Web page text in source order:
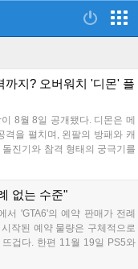
까지? 오버워치 '디몬' 플
8월 8일 공개됐다. 디몬은 메
을 펼치며, 왼팔의 방패와 캐
진기와 참격 형태의 궁극기를
사용하는 특징이 있다. 디몬
없는 수준"
서 'GTA6'의 예약 판매가 전례
작된 예약 물량은 구체적으로
겁다. 한편 11월 19일 PS5와
, 록스타 게임즈는 한국 시각